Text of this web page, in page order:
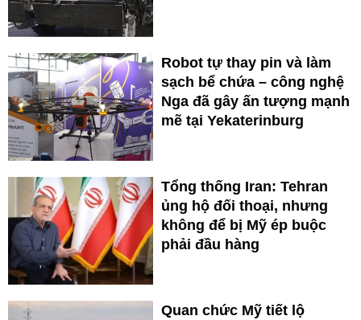
Robot tự thay pin và làm
sạch bể chứa – công nghệ
Nga đã gây ấn tượng mạnh
mẽ tại Yekaterinburg
Tổng thống Iran: Tehran
ủng hộ đối thoại, nhưng
không để bị Mỹ ép buộc
phải đầu hàng
Quan chức Mỹ tiết lộ